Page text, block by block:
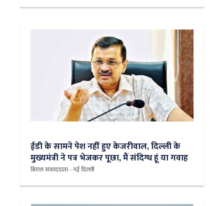
ईडी के सामने पेश नहीं हुए केजरीवाल, दिल्ली के
मुख्यमंत्री ने पत्र भेजकर पूछा, मैं संदिग्ध हूं या गवाह
बिएल संवाददाता - नई दिल्ली